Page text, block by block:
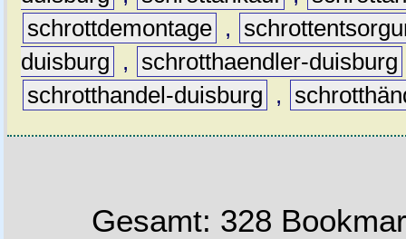
schrottdemontage ,
duisburg
, schrotthaendler-duisburg
schrotthandel-duisburg
,
Gesamt: 328